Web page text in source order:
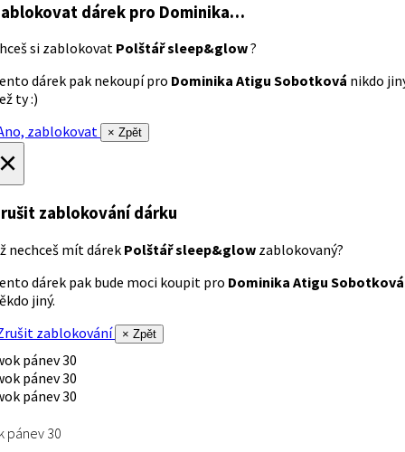
dárek pro Dominika…
si zablokovat Polštář sleep&glow?
dárek pak nekoupí pro Dominika Atigu Sobotková nikdo
ty :)
zablokovat
× Zpět
zablokování dárku
nechceš mít dárek Polštář sleep&glow zablokovaný?
dárek pak bude moci koupit pro Dominika Atigu Sobotková
jiný.
zablokování
× Zpět
pánev 30